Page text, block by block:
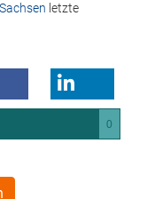
letzte
0